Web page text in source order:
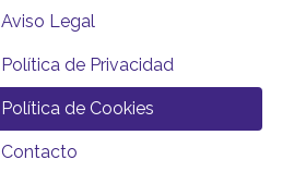
Aviso Legal
Política de Privacidad
Política de Cookies
Contacto